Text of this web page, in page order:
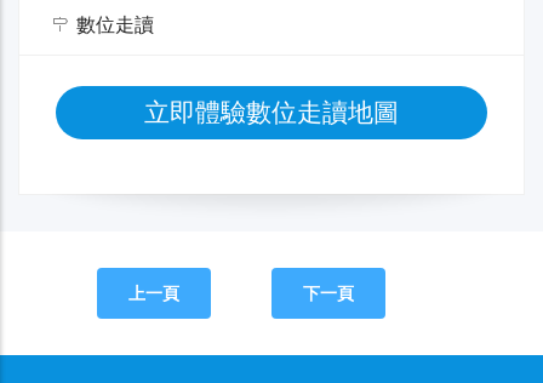
數位走讀
立即體驗數位走讀地圖
上一頁 下一頁